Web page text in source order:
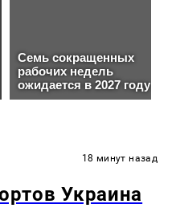
18 минут назад
Украина